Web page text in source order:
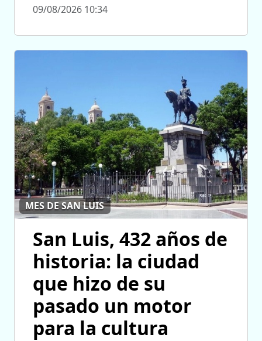
09/08/2026 10:34
MES DE SAN LUIS
San Luis, 432 años de
historia: la ciudad
que hizo de su
pasado un motor
para la cultura